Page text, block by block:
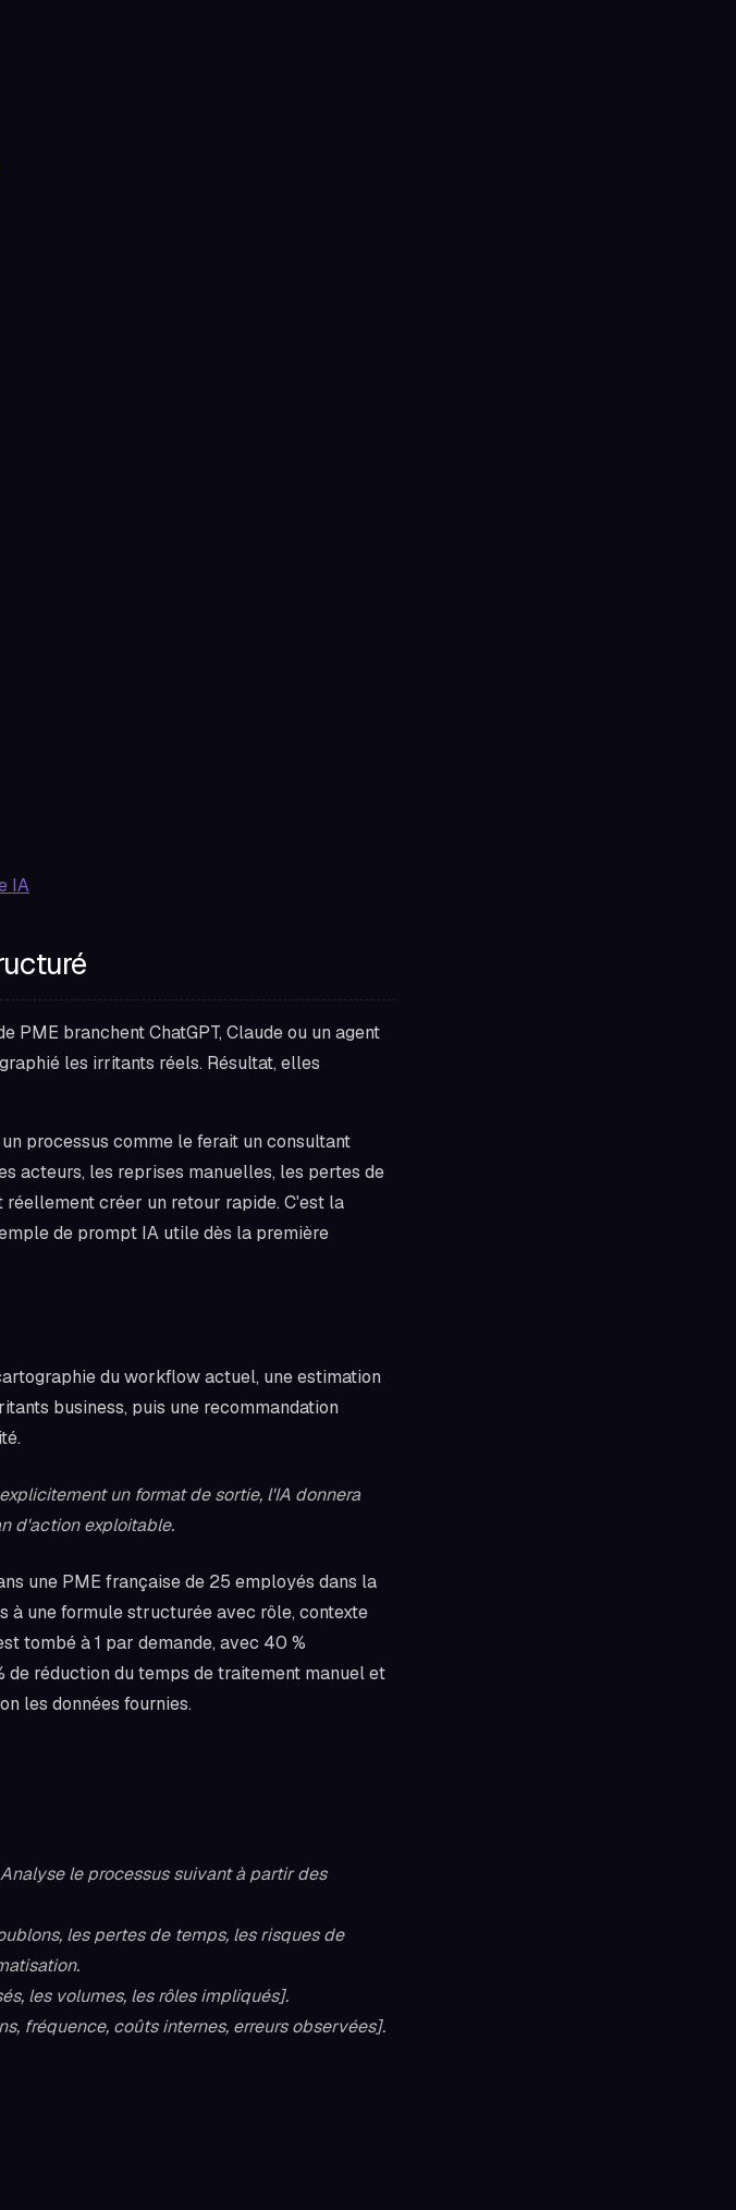
IA
PME branchent ChatGPT, Claude ou un agent
les irritants réels. Résultat, elles
processus comme le ferait un consultant
acteurs, les reprises manuelles, les pertes de
créer un retour rapide. C'est la
de prompt IA utile dès la première
du workflow actuel, une estimation
business, puis une recommandation
un format de sortie, l'IA donnera
d'action exploitable.
une PME française de 25 employés dans la
à une formule structurée avec rôle, contexte
tombé à 1 par demande, avec 40 %
réduction du temps de traitement manuel et
les données fournies.
le processus suivant à partir des
les pertes de temps, les risques de
les volumes, les rôles impliqués].
fréquence, coûts internes, erreurs observées].